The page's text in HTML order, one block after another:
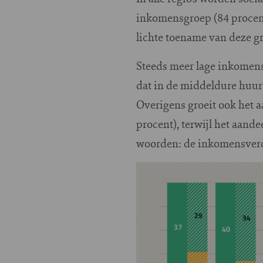
inkomensgroep (84
lichte toename van deze
Steeds meer lage
dat in de middeldure
Overigens groeit ook het
procent), terwijl het
woorden: de